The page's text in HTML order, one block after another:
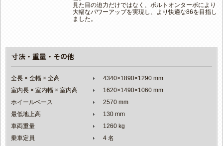
見た目の迫力だけではなく、ボルトオンターボにより
大幅なパワーアップを実現し、より快適な86を目指し
ました。
全長 × 全幅 × 全高
4340×1890×1290 mm
室内長 × 室内幅 × 室内高
1620×1490×1060 mm
ホイールベース
2570 mm
最低地上高
130 mm
車両重量
1260 kg
乗車定員
4 名